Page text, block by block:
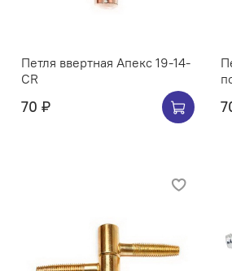
Петля ввертная Апекс 19-14-
CR
70 ₽